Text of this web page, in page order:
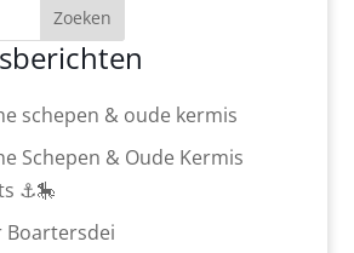
Zoeken
schepen & oude kermis
Schepen & Oude Kermis
⚓🎠
Boartersdei